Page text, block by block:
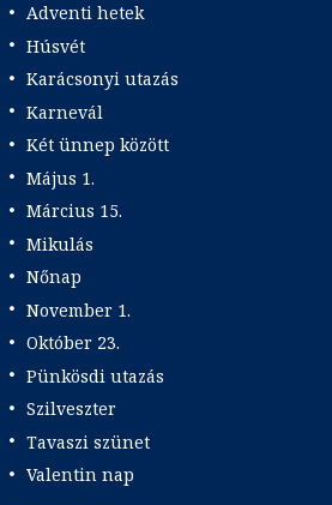
Adventi hetek
Húsvét
Karácsonyi utazás
Karnevál
Két ünnep között
Május 1.
Március 15.
Mikulás
Nőnap
November 1.
Október 23.
Pünkösdi utazás
Szilveszter
Tavaszi szünet
Valentin nap